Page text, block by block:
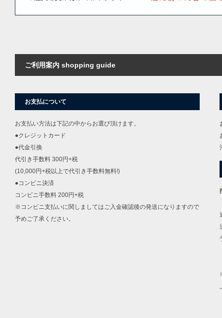
ご利用案内 shopping guide
お支払について
お支払い方法は下記の中からお選び頂けます。
●クレジットカード
●代金引換
代引き手数料 300円+税
(10,000円+税以上で代引き手数料無料!)
●コンビニ決済
コンビニ手数料 200円+税
※コンビニ支払いに関しましてはご入金確認後の発送になりますので
予めご了承ください。